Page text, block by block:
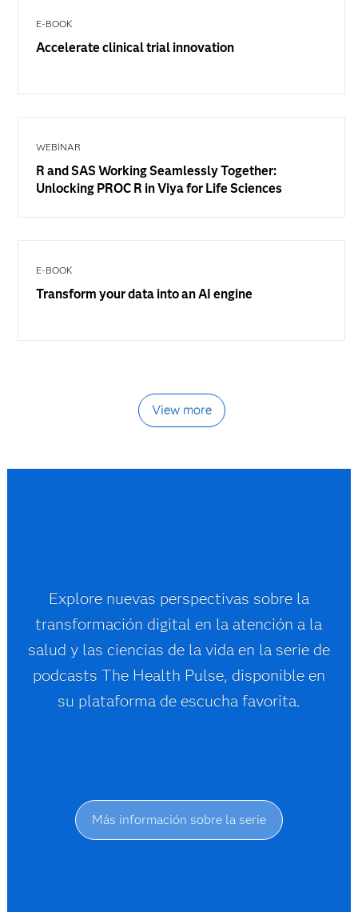
E-BOOK
Accelerate clinical trial innovation
WEBINAR
R and SAS Working Seamlessly Together:
Unlocking PROC R in Viya for Life Sciences
E-BOOK
Transform your data into an AI engine
View more
Explore nuevas perspectivas sobre la
transformación digital en la atención a la
salud y las ciencias de la vida en la serie de
podcasts The Health Pulse, disponible en
su plataforma de escucha favorita.
Más información sobre la serie